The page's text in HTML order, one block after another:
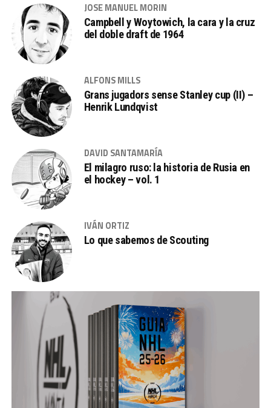
JOSE MANUEL MORIN
Campbell y Woytowich, la cara y la cruz
del doble draft de 1964
ALFONS MILLS
Grans jugadors sense Stanley cup (II) –
Henrik Lundqvist
DAVID SANTAMARÍA
El milagro ruso: la historia de Rusia en
el hockey – vol. 1
IVÁN ORTIZ
Lo que sabemos de Scouting